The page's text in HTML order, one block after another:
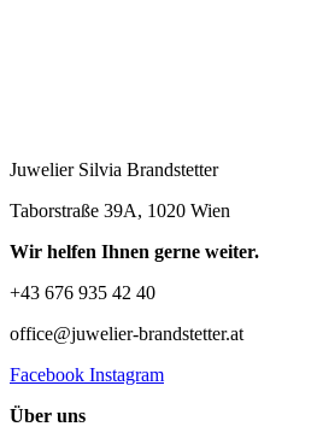
Juwelier Silvia Brandstetter
Taborstraße 39A, 1020 Wien
Wir helfen Ihnen gerne weiter.
+43 676 935 42 40
office@juwelier-brandstetter.at
Facebook Instagram
Über uns